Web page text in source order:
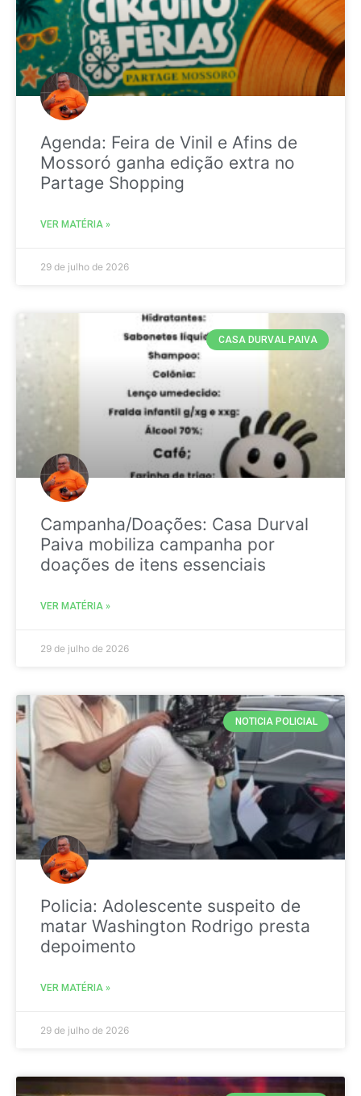
Agenda: Feira de Vinil e Afins de
Mossoró ganha edição extra no
Partage Shopping
VER MATÉRIA »
29 de julho de 2026
CASA DURVAL PAIVA
Campanha/Doações: Casa Durval
Paiva mobiliza campanha por
doações de itens essenciais
VER MATÉRIA »
29 de julho de 2026
NOTICIA POLICIAL
Policia: Adolescente suspeito de
matar Washington Rodrigo presta
depoimento
VER MATÉRIA »
29 de julho de 2026